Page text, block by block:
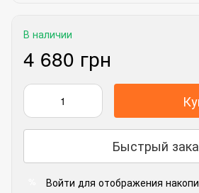
В наличии
4 680 грн
Быстрый
Войти для отображения